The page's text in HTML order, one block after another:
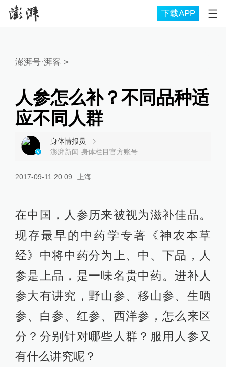
下载APP
澎湃号·湃客 >
人参怎么补？不同品种适
应不同人群
身体情报员
澎湃新闻·身体栏目官方账号
2017-09-11 20:09 上海
在中国，人参历来被视为滋补佳品。
现存最早的中药学专著《神农本草
经》中将中药分为上、中、下品，人
参是上品，是一味名贵中药。进补人
参大有讲究，野山参、移山参、生晒
参、白参、红参、西洋参，怎么来区
分？分别针对哪些人群？服用人参又
有什么讲究呢？